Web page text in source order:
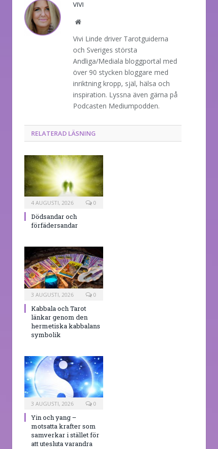
VIVI
Website
Vivi Linde driver Tarotguiderna
och Sveriges största
Andliga/Mediala bloggportal med
över 90 stycken bloggare med
inriktning kropp, själ, hälsa och
inspiration. Lyssna även gärna på
Podcasten Mediumpodden.
RELATERAD LÄSNING
4 AUGUSTI, 2026 0
Dödsandar och
förfädersandar
3 AUGUSTI, 2026 0
Kabbala och Tarot
länkar genom den
hermetiska kabbalans
symbolik
3 AUGUSTI, 2026 0
Yin och yang –
motsatta krafter som
samverkar i stället för
att utesluta varandra